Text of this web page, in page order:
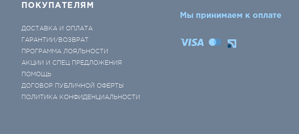
ПОКУПАТЕЛЯМ
ДОСТАВКА И ОПЛАТА
ГАРАНТИИ/ВОЗВРАТ
ПРОГРАММА ЛОЯЛЬНОСТИ
АКЦИИ И СПЕЦ ПРЕДЛОЖЕНИЯ
ПОМОЩЬ
ДОГОВОР ПУБЛИЧНОЙ ОФЕРТЫ
ПОЛИТИКА КОНФИДЕНЦИАЛЬНОСТИ
Мы принимаем к оплате